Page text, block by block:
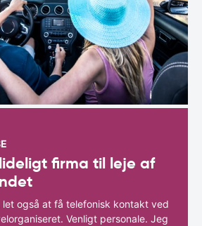
firma til leje af
let også at få telefonisk kontakt ved
Venligt personale. Jeg